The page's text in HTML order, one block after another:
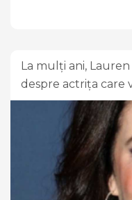
La mulți ani,
despre actrița care